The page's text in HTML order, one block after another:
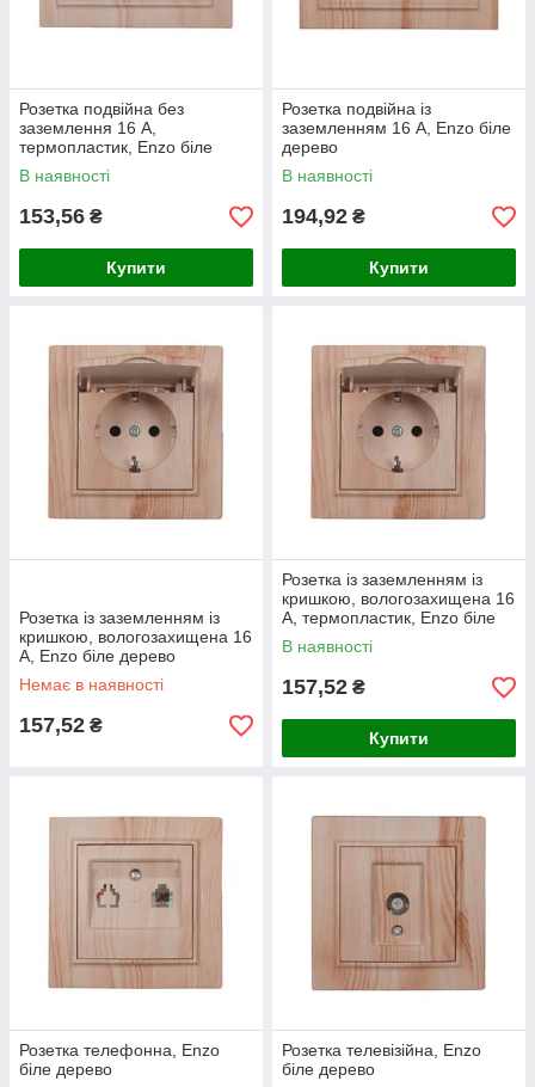
Розетка подвійна без
заземлення 16 А,
термопластик, Enzo біле
дерево
В наявності
153,56 ₴
Купити
Розетка подвійна із
заземленням 16 А, Enzo біле
дерево
В наявності
194,92 ₴
Купити
Розетка із заземленням із
кришкою, вологозахищена 16
А, Enzo біле дерево
Немає в наявності
157,52 ₴
Розетка із заземленням із
кришкою, вологозахищена 16
А, термопластик, Enzo біле
дерево
В наявності
157,52 ₴
Купити
Розетка телефонна, Enzo
біле дерево
Розетка телевізійна, Enzo
біле дерево